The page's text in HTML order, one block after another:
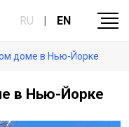
RU | EN
доме в Нью-Йорке
в Нью-Йорке